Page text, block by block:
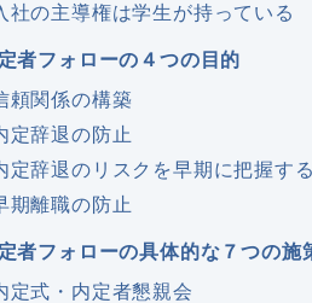
社の主導権は学生が持っている
者フォローの４つの目的
頼関係の構築
定辞退の防止
定辞退のリスクを早期に把握する
期離職の防止
者フォローの具体的な７つの施
定式・内定者懇親会